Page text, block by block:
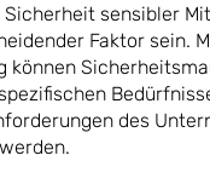
Sicherheit sensibler
Faktor sein.
können
des